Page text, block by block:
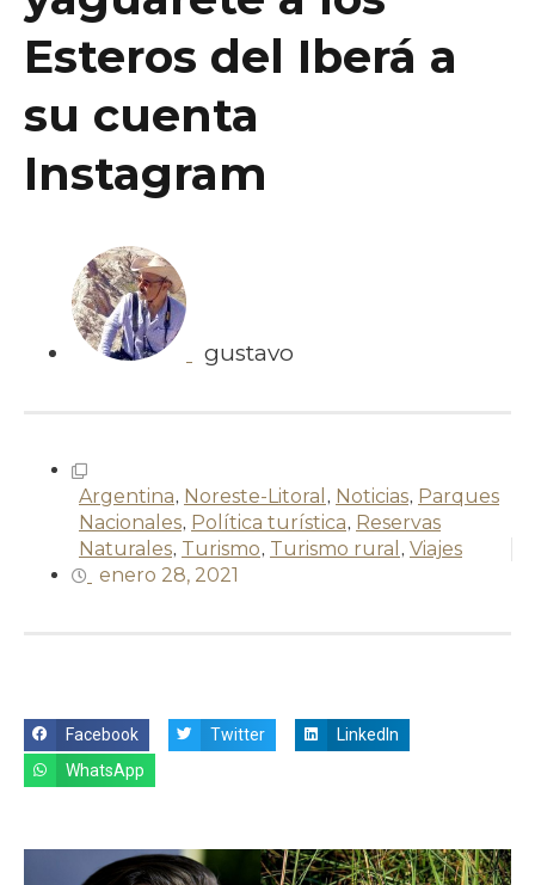
Esteros del Iberá a
su cuenta
Instagram
gustavo
Argentina, Noreste-Litoral , Noticias, Parques
Nacionales, Política turística, Reservas
Naturales, Turismo, Turismo rural , Viajes
enero 28, 2021
Facebook Twitter
LinkedIn
WhatsApp